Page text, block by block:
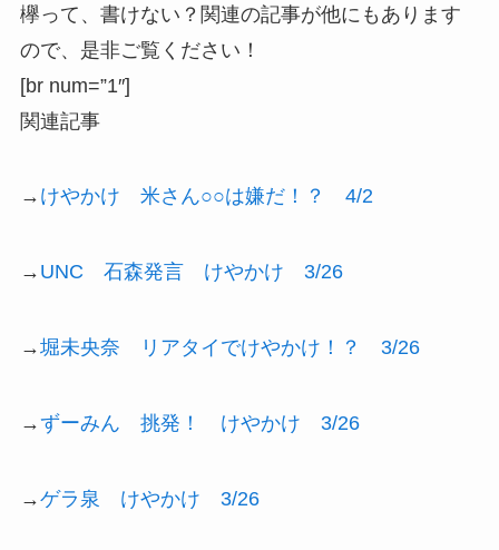
欅って、書けない？関連の記事が他にもあります
ので、是非ご覧ください！
[br num=”1″]
関連記事
→ けやかけ 米さん○○は嫌だ！？ 4/2
→ UNC 石森発言 けやかけ 3/26
→堀未央奈 リアタイでけやかけ！？ 3/26
→ずーみん 挑発！ けやかけ 3/26
→ゲラ泉 けやかけ 3/26